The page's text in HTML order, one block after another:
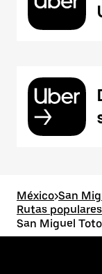
México>San
Rutas
San Miguel